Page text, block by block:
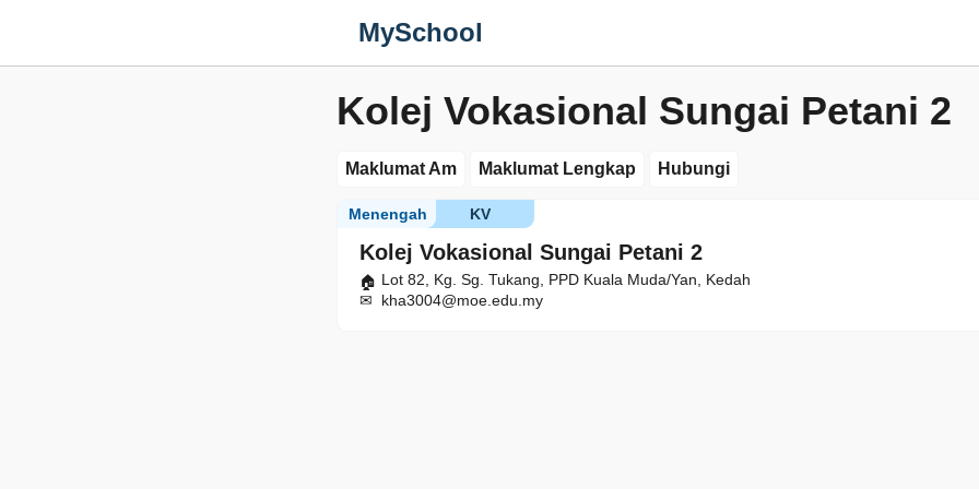
MySchool
Kolej Vokasional Sungai Petani 2
Maklumat Am Maklumat Lengkap Hubungi
Kolej Vokasional Sungai Petani 2
KV
Menengah
Lot 82, Kg. Sg. Tukang, PPD Kuala Muda/Yan, Kedah
kha3004@moe.edu.my